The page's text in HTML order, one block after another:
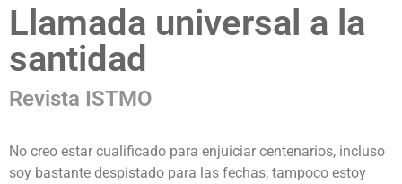
Llamada universal a la
santidad
Revista ISTMO
No creo estar cualificado para enjuiciar centenarios, incluso
soy bastante despistado para las fechas; tampoco estoy